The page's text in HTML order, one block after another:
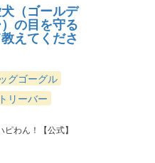
（ゴールデ
の目を守る
えてくださ
グゴーグル
リーバー
ピわん！【公式】